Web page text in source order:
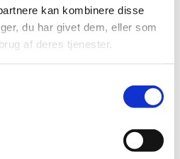
kan kombinere disse
du har givet dem, eller som
af deres tjenester.